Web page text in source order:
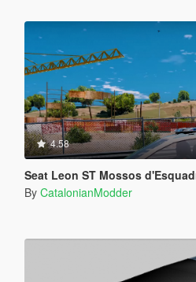
4.58
Seat Leon ST Mossos
By CatalonianModder